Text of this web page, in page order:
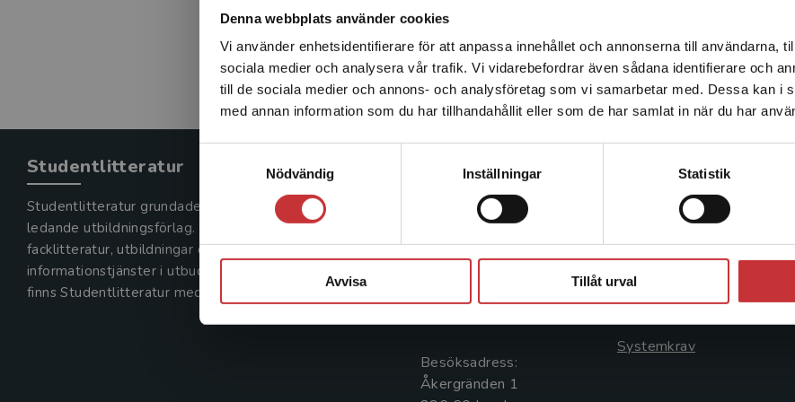
Denna webbplats använder cookies
Vi använder enhetsidentifierare för att anpassa innehållet och annonserna till användarna,
sociala medier och analysera vår trafik. Vi vidarebefordrar även sådana identifierare och
till de sociala medier och annons- och analysföretag som vi samarbetar med. Dessa kan i
med annan information som du har tillhandahållit eller som de har samlat in när du har
Nödvändig
Inställningar Statistik
Avvisa Tillåt urval
Det verkar som att du besöker studentlitteratur.se via en
enhet utanför Sverige. Vi erbjuder inte leveranser utanför
Sverige. För att kunna slutföra ett köp måste
leveransadressen vara i Sverige.Läs mer
Studentlitteratur
Studentlitteratur grundades 1963 och är idag Sveriges
ledande utbildningsförlag. Med läromedel, kurslitteratur,
facklitteratur, utbildningar och digitala
informationstjänster i utbudet,
finns Studentlitteratur med längs hela kunskapsresan.
Kontakta oss
Kontakta oss
046-31 20 00
Box 141
221 00 Lund
Besöksadress:
Åkergränden 1
Kundservice
Kontakta kundservice
046-31 21 00
Frågor och svar
Systemkrav